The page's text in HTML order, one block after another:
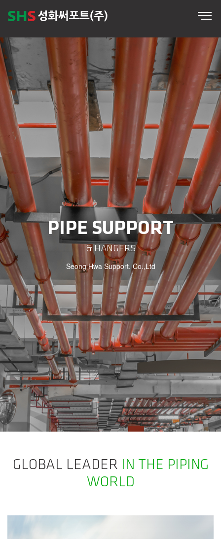
PIPE SUPPORT
& HANGERS
Seong Hwa Support. Co.,Ltd
GLOBAL LEADER
IN THE PIPING
WORLD